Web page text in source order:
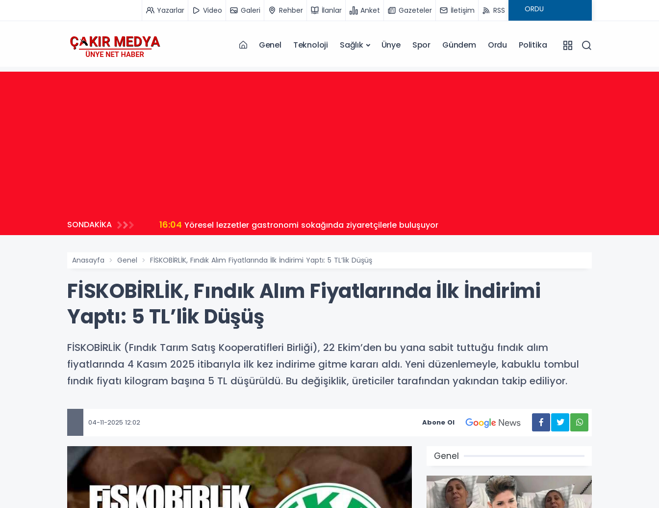
Yazarlar Video Galeri Rehber İlanlar Anket Gazeteler İletişim RSS
Genel Teknoloji Sağlık Ünye Spor Gündem Ordu Politika
SONDAKİKA 16:04 Yöresel lezzetler gastronomi sokağında ziyaretçilerle buluşuyor
Anasayfa Genel FİSKOBİRLİK, Fındık Alım Fiyatlarında İlk İndirimi Yaptı: 5 TL’lik Düşüş
FİSKOBİRLİK, Fındık Alım Fiyatlarında İlk İndirimi
Yaptı: 5 TL’lik Düşüş
FİSKOBİRLİK (Fındık Tarım Satış Kooperatifleri Birliği), 22 Ekim’den bu yana sabit tuttuğu fındık alım
fiyatlarında 4 Kasım 2025 itibarıyla ilk kez indirime gitme kararı aldı. Yeni düzenlemeyle, kabuklu tombul
fındık fiyatı kilogram başına 5 TL düşürüldü. Bu değişiklik, üreticiler tarafından yakından takip ediliyor.
04-11-2025 12:02 Abone Ol
Genel